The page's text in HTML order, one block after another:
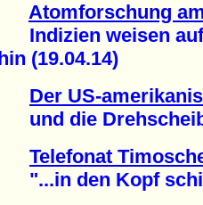
Atomforschung
Indizien weisen auf
hin (19.04.14)
Der US-
und die
Telefonat
"...in den Kopf